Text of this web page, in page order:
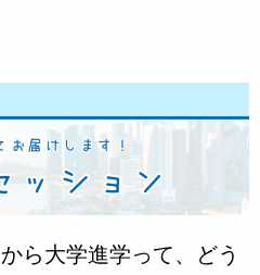
ら大学進学って、どう